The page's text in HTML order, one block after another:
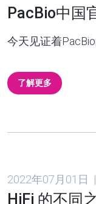
PacBio中国
今天见证着
了解更多
2022年07月01日
HiFi 的不同